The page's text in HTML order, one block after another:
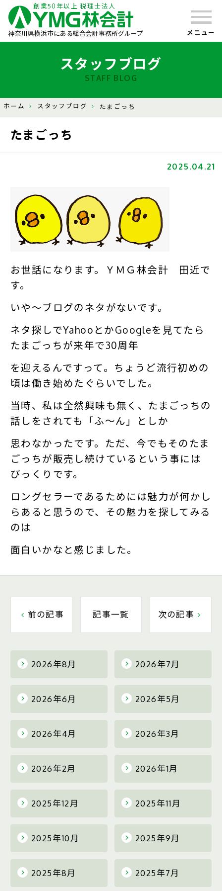
創業50年以上 税理士法人
神奈川県横浜市にある総合会計事務所グループ メニュー
スタッフブログ
STAFF BLOG
ホーム スタッフブログ たまごっち
2026年8月 2026年7月
2026年6月 2026年5月
2026年4月 2026年3月
2026年2月 2026年1月
2025年12月 2025年11月
2025年10月 2025年9月
2025年8月 2025年7月
たまごっち
2025.04.21
お世話になります。ＹＭＧ林会計 田近で
す。
いや～ブログのネタがないです。
ネタ探しでYahooとかGoogleを見てたら
たまごっちが来年で30周年
を迎えるんですって。ちょうど流行初めの
頃は働き始めたぐらいでした。
当時、私は全然興味も無く、たまごっちの
話しをされても「ふ～ん」としか
思わなかったです。ただ、今でもそのたま
ごっちが販売し続けているという事には
びっくりです。
ロングセラーであるためには魅力が何かし
らあると思うので、その魅力を探してみる
のは
面白いかなと感じました。
前の記事 記事一覧 次の記事